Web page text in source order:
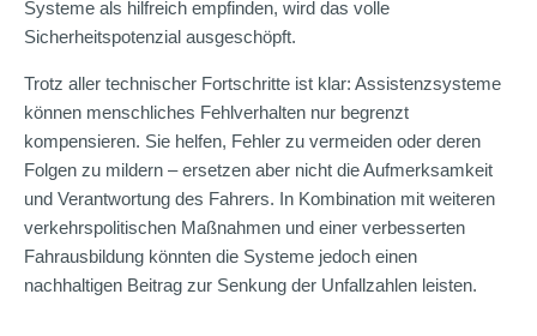
Systeme als hilfreich empfinden, wird das volle
Sicherheitspotenzial ausgeschöpft.
Trotz aller technischer Fortschritte ist klar: Assistenzsysteme
können menschliches Fehlverhalten nur begrenzt
kompensieren. Sie helfen, Fehler zu vermeiden oder deren
Folgen zu mildern – ersetzen aber nicht die Aufmerksamkeit
und Verantwortung des Fahrers. In Kombination mit weiteren
verkehrspolitischen Maßnahmen und einer verbesserten
Fahrausbildung könnten die Systeme jedoch einen
nachhaltigen Beitrag zur Senkung der Unfallzahlen leisten.